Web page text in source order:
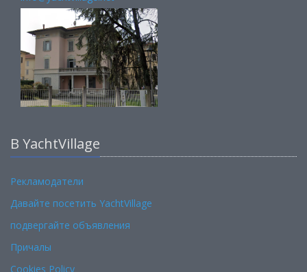
В YachtVillage
Рекламодатели
Давайте посетить YachtVillage
подвергайте объявления
Причалы
Cookies Policy